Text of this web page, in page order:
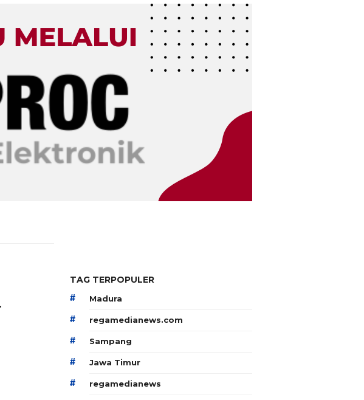
TAG TERPOPULER
# Madura
# regamedianews.com
# Sampang
# Jawa Timur
# regamedianews